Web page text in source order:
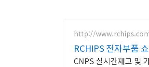
http://
RCHIPS 전자부품
CNPS 실시간재고 및